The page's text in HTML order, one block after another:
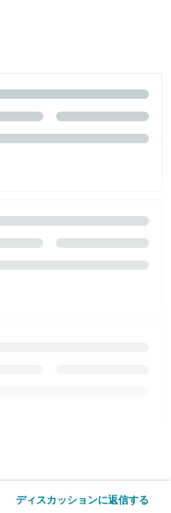
ディスカッションに返信する